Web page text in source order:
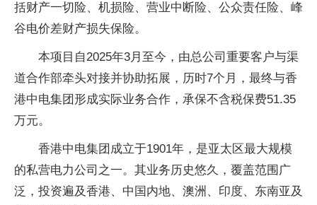
括财产一切险、机损险、营业中断险、公众责任险、峰
谷电价差财产损失保险。
本项目自2025年3月至今，由总公司重要客户与渠
道合作部牵头对接并协助拓展，历时7个月，最终与香
港中电集团形成实际业务合作，承保不含税保费51.35
万元。
香港中电集团成立于1901年，是亚太区最大规模
的私营电力公司之一。其业务历史悠久，覆盖范围广
泛，投资遍及香港、中国内地、澳洲、印度、东南亚及